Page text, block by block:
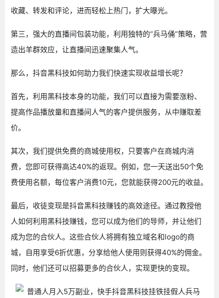
收藏、转发和评论，进而轻松上热门，扩大曝光。
第三，强大的直播间包装功能，利用独特的“兵马俑”策略，营
造出羊群效应，让直播间迅速聚集人气。
那么，抖音黑科技如何助力我们快速实现收益增长呢？
首先，利用黑科技本身的功能，我们可以直接为需要涨粉、
提高作品播放量和直播间人气的客户提供服务，从中赚取差
价。
其次，我们提供免费的商城使用权，只要客户在商城内消
费，您即可获得高达40%的返现。例如，您一天送出50个免
费使用名额，每位客户消费10元，您就能获得200元的收益。
最后，收徒变现是抖音黑科技赚钱的高效途径。通过教授他
人如何利用黑科技赚钱，您可以成为他们的导师，并让他们
成为您的合伙人。这些合伙人将拥有独立域名和logo的商
城，自用享受6折优惠，分享给他人使用则获得40%的佣金。
同时，他们还可以招募更多的合伙人，实现更快的变现。